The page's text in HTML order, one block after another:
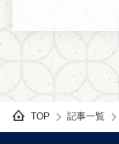
TOP 記事一覧